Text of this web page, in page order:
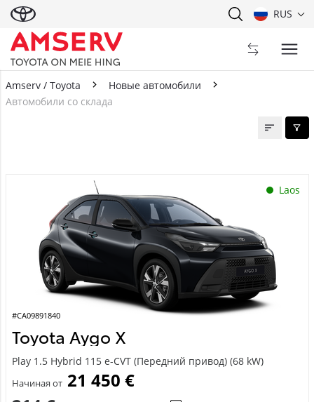
RUS
Amserv / Toyota
Новые автомобили
Автомобили со склада
Laos
#CA09891840
Toyota Aygo X
Play 1.5 Hybrid 115 e-CVT (Передний привод) (68 kW)
Начиная от 21 450 €